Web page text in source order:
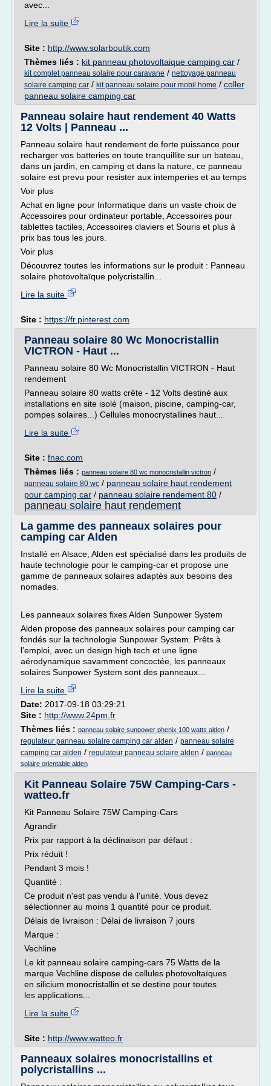
avec...
Lire la suite
Site : http://www.solarboutik.com
Thèmes liés : kit panneau photovoltaique camping car /
kit complet panneau solaire pour caravane / nettoyage panneau
solaire camping car / kit panneau solaire pour mobil home / coller
panneau solaire camping car
Panneau solaire haut rendement 40 Watts
12 Volts | Panneau ...
Panneau solaire haut rendement de forte puissance pour
recharger vos batteries en toute tranquillite sur un bateau,
dans un jardin, en camping et dans la nature, ce panneau
solaire est prevu pour resister aux intemperies et au temps
Voir plus
Achat en ligne pour Informatique dans un vaste choix de
Accessoires pour ordinateur portable, Accessoires pour
tablettes tactiles, Accessoires claviers et Souris et plus à
prix bas tous les jours.
Voir plus
Découvrez toutes les informations sur le produit : Panneau
solaire photovoltaïque polycristallin...
Lire la suite
Site : https://fr.pinterest.com
Panneau solaire 80 Wc Monocristallin
VICTRON - Haut ...
Panneau solaire 80 Wc Monocristallin VICTRON - Haut
rendement
Panneau solaire 80 watts crête - 12 Volts destiné aux
installations en site isolé (maison, piscine, camping-car,
pompes solaires...) Cellules monocrystallines haut...
Lire la suite
Site : fnac.com
Thèmes liés : panneau solaire 80 wc monocristallin victron /
panneau solaire 80 wc / panneau solaire haut rendement
pour camping car / panneau solaire rendement 80 /
panneau solaire haut rendement
La gamme des panneaux solaires pour
camping car Alden
Installé en Alsace, Alden est spécialisé dans les produits de
haute technologie pour le camping-car et propose une
gamme de panneaux solaires adaptés aux besoins des
nomades.
Les panneaux solaires fixes Alden Sunpower System
Alden propose des panneaux solaires pour camping car
fondés sur la technologie Sunpower System. Prêts à
l’emploi, avec un design high tech et une ligne
aérodynamique savamment concoctée, les panneaux
solaires Sunpower System sont des panneaux...
Lire la suite
Date: 2017-09-18 03:29:21
Site : http://www.24pm.fr
Thèmes liés : panneau solaire sunpower phenix 100 watts alden /
regulateur panneau solaire camping car alden / panneau solaire
camping car alden / regulateur panneau solaire alden / panneau
solaire orientable alden
Kit Panneau Solaire 75W Camping-Cars -
watteo.fr
Kit Panneau Solaire 75W Camping-Cars
Agrandir
Prix par rapport à la déclinaison par défaut :
Prix réduit !
Pendant 3 mois !
Quantité :
Ce produit n'est pas vendu à l'unité. Vous devez
sélectionner au moins 1 quantité pour ce produit.
Délais de livraison : Délai de livraison 7 jours
Marque :
Vechline
Le kit panneau solaire camping-cars 75 Watts de la
marque Vechline dispose de cellules photovoltaïques
en silicium monocristallin et se destine pour toutes
les applications...
Lire la suite
Site : http://www.watteo.fr
Panneaux solaires monocristallins et
polycristallins ...